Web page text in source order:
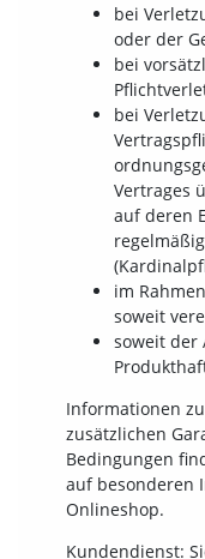
bei
oder der
bei
bei
Vertrages
auf deren
im
soweit
soweit der
Informationen
zusätzlichen
Bedingungen
auf besonderen
Onlineshop.
Kundendienst: